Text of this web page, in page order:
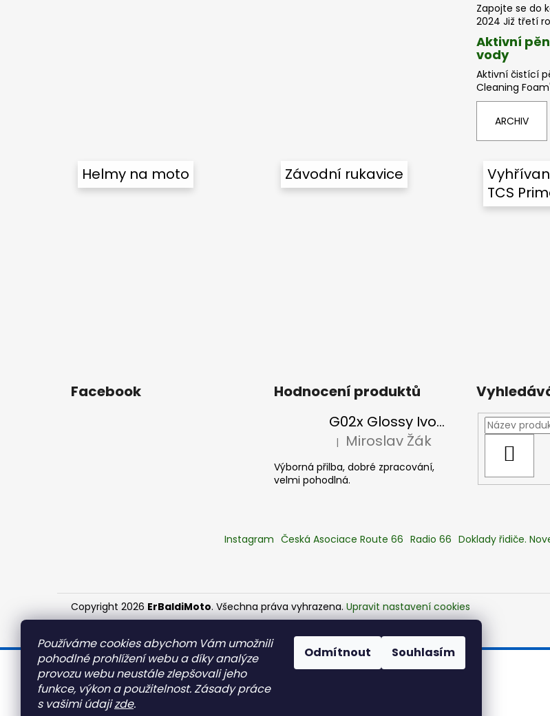
Používáme cookies abychom Vám umožnili
pohodlné prohlížení webu a díky analýze
provozu webu neustále zlepšovali jeho
funkce, výkon a použitelnost.Zásady práce
s vašimi údajizde.
Odmítnout Souhlasím
Zapojte se do
2024 Již třetí
Aktivní
vody
Aktivní čistící
Cleaning
ARCHIV
Helmy na moto Závodní rukavice
TCS
Facebook
Hodnocení produktů
G02x Glossy Ivory - Peak incl, slonová kost
Hodnocení produktu je 5 z 5 hvězdiček.
| Miroslav Žák
Výborná přilba, dobré zpracování,
velmi pohodlná.
Instagram Česká Asociace Route 66 Radio 66 Doklady řidiče.
Copyright 2026 ErBaldiMoto. Všechna práva vyhrazena. Upravit nastavení cookies
Stojíme za Ukrajinou ❤️